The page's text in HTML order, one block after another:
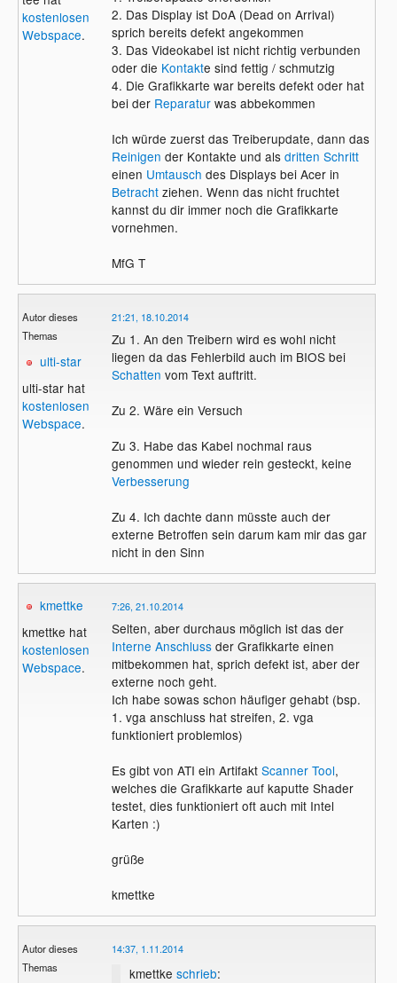
kostenlosen
Webspace.
2. Das Display ist DoA (Dead on Arrival)
sprich bereits defekt angekommen
3. Das Videokabel ist nicht richtig verbunden
oder die Kontakte sind fettig / schmutzig
4. Die Grafikkarte war bereits defekt oder hat
bei der Reparaturwas abbekommen
Ich würde zuerst das Treiberupdate, dann das
Reinigen der Kontakte und als dritten Schritt
einen Umtausch des Displays bei Acer in
Betrachtziehen. Wenn das nicht fruchtet
kannst du dir immer noch die Grafikkarte
vornehmen.
MfG T
Autor dieses
Themas
ulti-star
ulti-star hat
kostenlosen
Webspace.
21:21, 18.10.2014
Zu 1. An den Treibern wird es wohl nicht
liegen da das Fehlerbild auch im BIOS bei
Schatten vom Text auftritt.
Zu 2. Wäre ein Versuch
Zu 3. Habe das Kabel nochmal raus
genommen und wieder rein gesteckt, keine
Verbesserung
Zu 4. Ich dachte dann müsste auch der
externe Betroffen sein darum kam mir das gar
nicht in den Sinn
kmettke
kmettke hat
kostenlosen
Webspace.
7:26, 21.10.2014
Selten, aber durchaus möglich ist das der
Interne Anschlussder Grafikkarte einen
mitbekommen hat, sprich defekt ist, aber der
externe noch geht.
Ich habe sowas schon häufiger gehabt (bsp.
1. vga anschluss hat streifen, 2. vga
funktioniert problemlos)
Es gibt von ATI ein Artifakt Scanner Tool,
welches die Grafikkarte auf kaputte Shader
testet, dies funktioniert oft auch mit Intel
Karten :)
grüße
kmettke
Autor dieses
Themas
14:37, 1.11.2014
kmettke schrieb: